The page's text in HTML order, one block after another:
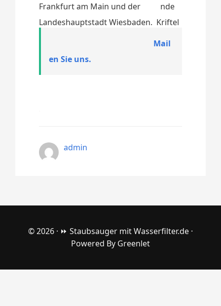
Frankfurt am Main und der
Landeshauptstadt Wiesbaden.
Mail
en Sie uns.
admin
© 2026 · ⏩ Staubsauger mit Wasserfilter.de ·
Powered By Greenlet